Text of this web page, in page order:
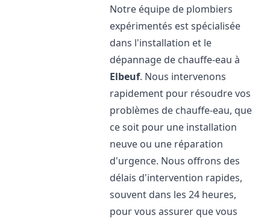
Notre équipe de plombiers
expérimentés est spécialisée
dans l'installation et le
dépannage de chauffe-eau à
Elbeuf. Nous intervenons
rapidement pour résoudre vos
problèmes de chauffe-eau, que
ce soit pour une installation
neuve ou une réparation
d'urgence. Nous offrons des
délais d'intervention rapides,
souvent dans les 24 heures,
pour vous assurer que vous